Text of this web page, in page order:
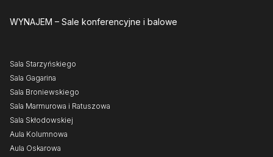
WYNAJEM – Sale konferencyjne i balowe
Sala Starzyńskiego
Sala Gagarina
Sala Broniewskiego
Sala Marmurowa i Ratuszowa
Sala Skłodowskiej
Aula Kolumnowa
Aula Oskarowa